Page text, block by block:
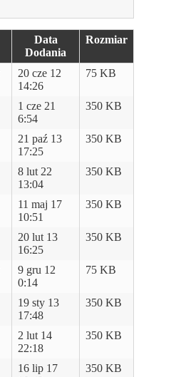
Data
Dodania
Rozmiar
20 cze 12
14:26
75 KB
1 cze 21
6:54
350 KB
21 paź 13
17:25
350 KB
8 lut 22
13:04
350 KB
11 maj 17
10:51
350 KB
20 lut 13
16:25
350 KB
9 gru 12
0:14
75 KB
19 sty 13
17:48
350 KB
2 lut 14
22:18
350 KB
16 lip 17
350 KB